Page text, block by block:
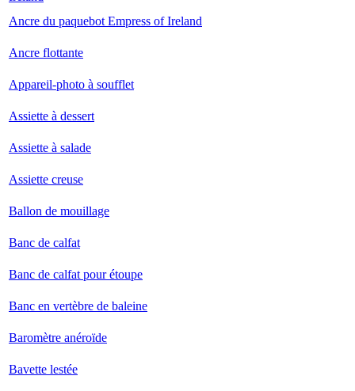
Ancre du paquebot Empress of Ireland
Ancre flottante
Appareil-photo à soufflet
Assiette à dessert
Assiette à salade
Assiette creuse
Ballon de mouillage
Banc de calfat
Banc de calfat pour étoupe
Banc en vertèbre de baleine
Baromètre anéroïde
Bavette lestée